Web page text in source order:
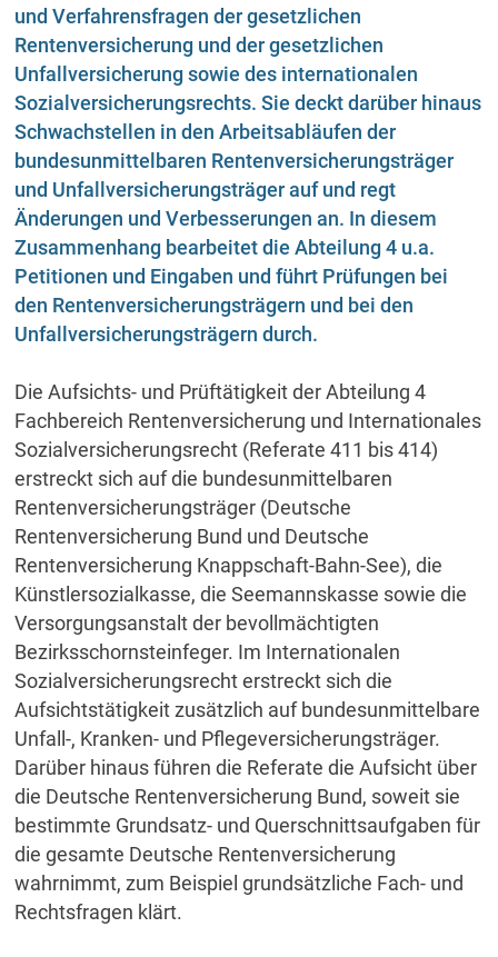
und Verfahrensfragen der gesetzlichen
Rentenversicherung und der gesetzlichen
Unfallversicherung sowie des internationalen
Sozialversicherungsrechts. Sie deckt darüber hinaus
Schwachstellen in den Arbeitsabläufen der
bundesunmittelbaren Rentenversicherungsträger
und Unfallversicherungsträger auf und regt
Änderungen und Verbesserungen an. In diesem
Zusammenhang bearbeitet die Abteilung 4 u.a.
Petitionen und Eingaben und führt Prüfungen bei
den Rentenversicherungsträgern und bei den
Unfallversicherungsträgern durch.
Die Aufsichts- und Prüftätigkeit der Abteilung 4
Fachbereich Rentenversicherung und Internationales
Sozialversicherungsrecht (Referate 411 bis 414)
erstreckt sich auf die bundesunmittelbaren
Rentenversicherungsträger (Deutsche
Rentenversicherung Bund und Deutsche
Rentenversicherung Knappschaft-Bahn-See), die
Künstlersozialkasse, die Seemannskasse sowie die
Versorgungsanstalt der bevollmächtigten
Bezirksschornsteinfeger. Im Internationalen
Sozialversicherungsrecht erstreckt sich die
Aufsichtstätigkeit zusätzlich auf bundesunmittelbare
Unfall-, Kranken- und Pflegeversicherungsträger.
Darüber hinaus führen die Referate die Aufsicht über
die Deutsche Rentenversicherung Bund, soweit sie
bestimmte Grundsatz- und Querschnittsaufgaben für
die gesamte Deutsche Rentenversicherung
wahrnimmt, zum Beispiel grundsätzliche Fach- und
Rechtsfragen klärt.